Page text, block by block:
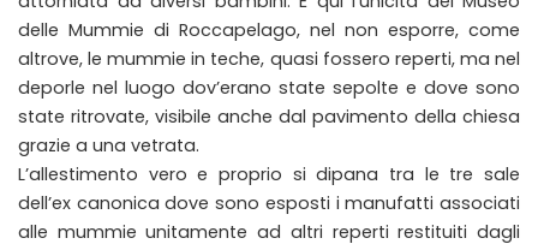
delle Mummie di Roccapelago, nel non esporre, come
altrove, le mummie in teche, quasi fossero reperti, ma nel
deporle nel luogo dov’erano state sepolte e dove sono
state ritrovate, visibile anche dal pavimento della chiesa
grazie a una vetrata.
L’allestimento vero e proprio si dipana tra le tre sale
dell’ex canonica dove sono esposti i manufatti associati
alle mummie unitamente ad altri reperti restituiti dagli